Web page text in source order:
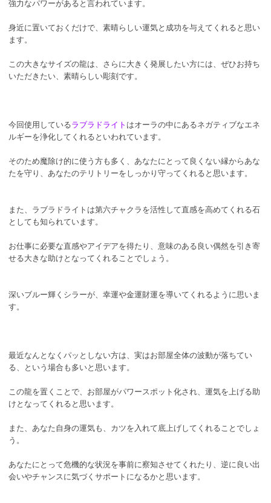
強力なパワーがあると言われています。
身近に置いておくだけで、素晴らしい運気と成功を与えてくれると思い
ます。
この大きなサイズの龍は、さらに大きく発展したい方には、ぜひお持ち
いただきたい、素晴らしい彫刻です。
今回使用しているラブラドライト はオーラの中にあるネガティブなエネ
ルギーを浄化してくれるといわれています。
そのため魔除け的に使う方も多く、あなたにとって良くない縁からあな
たを守り、あなたのテリトリーをしっかり守ってくれると思います。
また、ラブラドライトは第六チャクラを活性して直感を高めてくれる石
としても知られています。
お仕事に必要な直感やアイデアを得たり、意味のある良い偶然を引き寄
せる大きな助けとなってくれることでしょう。
深いブルー輝くシラーが、幸運や金運財運を導いてくれるように思いま
す。
最近なんとなくパッとしない方は、実はお部屋全体の波動が落ちてい
る、という場合も多いと思います。
この龍を置くことで、お部屋がパワースポット化され、運気を上げる助
けとなってくれると思います。
また、あなた自身の運気も、カツを入れて底上げしてくれることでしょ
う。
あなたにとって危機的な状況を事前に察知させてくれたり、逆に良い出
会いやチャンスに気づくサポートになるかと思います。